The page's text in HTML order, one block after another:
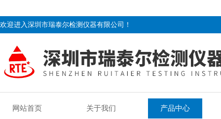
欢迎进入深圳市瑞泰尔检测仪器有限公司！
网站首页 关于我们 产品中心